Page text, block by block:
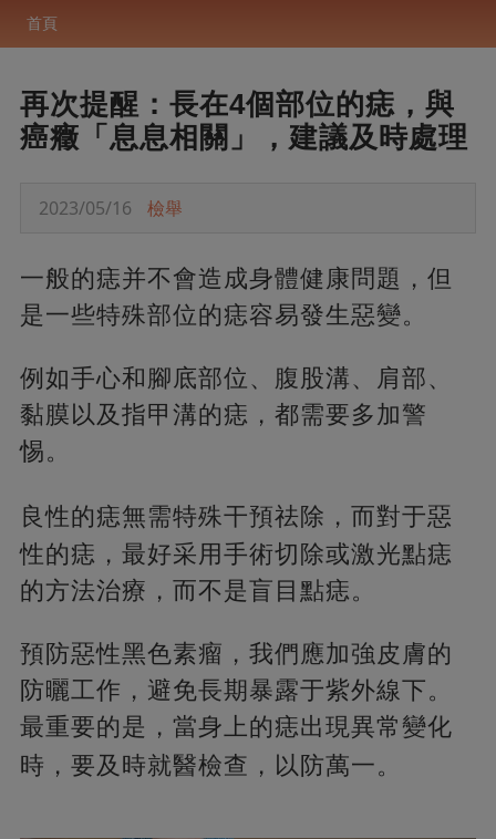
首頁
再次提醒：長在4個部位的痣，與
癌癥「息息相關」，建議及時處理
2023/05/16 檢舉
一般的痣并不會造成身體健康問題，但
是一些特殊部位的痣容易發生惡變。
例如手心和腳底部位、腹股溝、肩部、
黏膜以及指甲溝的痣，都需要多加警
惕。
良性的痣無需特殊干預祛除， 而對于惡
性的痣，最好采用手術切除或激光點痣
的方法治療，而不是盲目點痣。
預防惡性黑色素瘤，我們應加強皮膚的
防曬工作，避免長期暴露于紫外線下。
最重要的是，當身上的痣出現異常變化
時， 要及時就醫檢查，以防萬一。